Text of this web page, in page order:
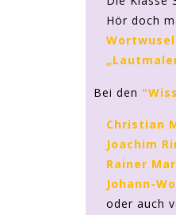
Hör doch
Bei den
Christian
Joachim
Rainer
Johann-
oder auch